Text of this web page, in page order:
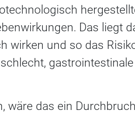
Das liegt
wirken und so das
gastrointestinale
wäre das ein